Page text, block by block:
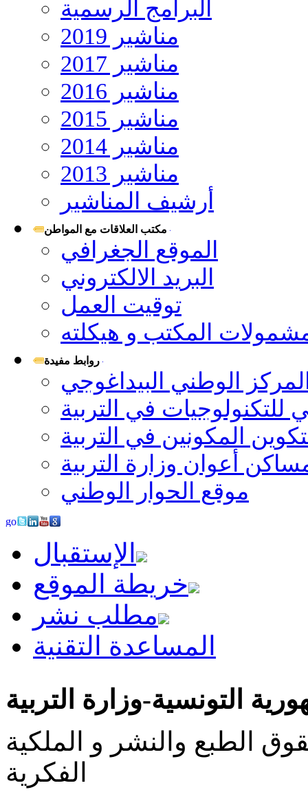
البرامج الرسمية
مناشير 2019
مناشير 2017
مناشير 2016
مناشير 2015
مناشير 2014
مناشير 2013
أرشيف المناشير
مكتب العلاقات مع المواطن
الموقع الجغرافي
البريد الالكتروني
توقيت العمل
المكتب و هيكلته
روابط مفيدة
الوطني البيداغوجي
للتكنولوجيات في التربية
المكونين في التربية
أعوان وزارة التربية
موقع الحوار الوطني
الإستقبال
خريطة الموقع
مطلب نشر
المساعدة التقنية
التونسية-وزارة التربية
الطبع والنشر و الملكية
الفكرية